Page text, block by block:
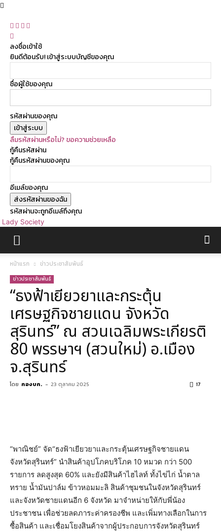
ลงชื่อเข้าใช้
ยินดีต้อนรับ! เข้าสู่ระบบบัญชีของคุณ
ชื่อผู้ใช้ของคุณ
รหัสผ่านของคุณ
ลืมรหัสผ่านหรือไม่? ขอความช่วยเหลือ
กู้คืนรหัสผ่าน
กู้คืนรหัสผ่านของคุณ
อีเมล์ของคุณ
รหัสผ่านจะถูกอีเมล์ถึงคุณ
Lady Society
หน้าแรก ข่าวประชาสัมพันธ์
ข่าวประชาสัมพันธ์
“ธงฟ้าเยียวยาและกระตุ้น
เศรษฐกิจชายแดน จังหวัด
สุรินทร์” ณ สวนเฉลิมพระเกียรติ
80 พรรษาฯ (สวนใหม่) อ.เมือง
จ.สุรินทร์
โดย กองบก. - 23 ตุลาคม 2025 17
“พาณิชย์” จัด“ธงฟ้าเยียวยาและกระตุ้นเศรษฐกิจชายแดน
จังหวัดสุรินทร์” นำสินค้าอุปโภคบริโภค 10 หมวด กว่า 500
รายการ ลดสูงสุด 60% และยังมีสินค้าไฮไลท์ ทั้งไข่ไก่ น้ำตาล
ทราย น้ำมันปาล์ม ข้าวหอมมะลิ สินค้าชุมชนในจังหวัดสุรินทร์
และจังหวัดชายแดนอีก 6 จังหวัด มาจำหน่ายให้กับพี่น้อง
ประชาชน เพื่อช่วยลดภาระค่าครองชีพ และเพิ่มทางเลือกในการ
ซื้อสินค้า และเชื่อมโยงสินค้าจากผู้ประกอบการจังหวัดสุรินทร์